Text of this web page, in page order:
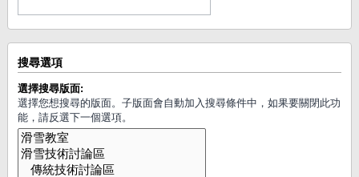
搜尋選項
選擇搜尋版面:
選擇您想搜尋的版面。子版面會自動加入搜尋條件中，如果要關閉此功
能，請反選下一個選項。